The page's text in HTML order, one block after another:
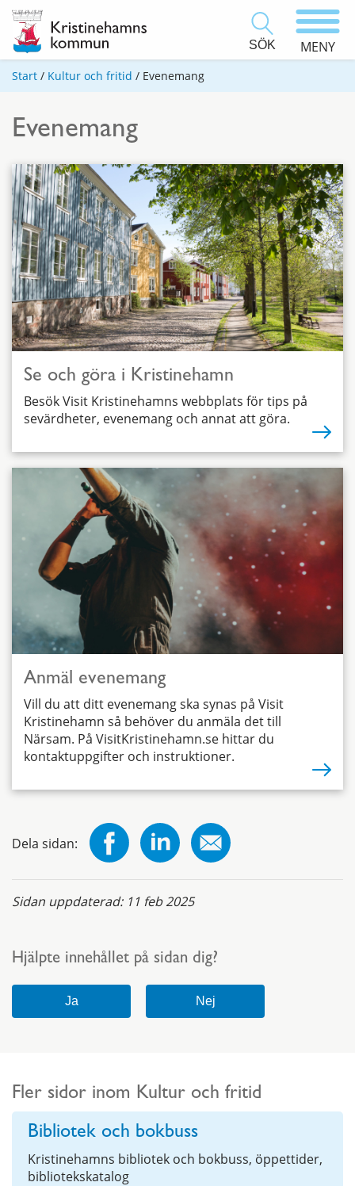
SÖK MENY
Start / Kultur och fritid / Evenemang
Evenemang
Se och göra i Kristinehamn
Besök Visit Kristinehamns webbplats för tips på
sevärdheter, evenemang och annat att göra.
Anmäl evenemang
Vill du att ditt evenemang ska synas på Visit
Kristinehamn så behöver du anmäla det till
Närsam. På VisitKristinehamn.se hittar du
kontaktuppgifter och instruktioner.
Dela sidan:
Sidan uppdaterad: 11 feb 2025
Hjälpte innehållet på sidan dig?
Fler sidor inom Kultur och fritid
Bibliotek och bokbuss
Kristinehamns bibliotek och bokbuss, öppettider,
bibliotekskatalog